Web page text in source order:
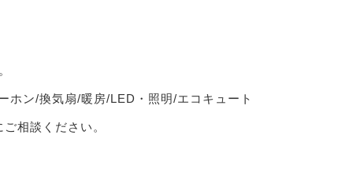
ホン/換気扇/暖房/LED・照明/エコキュート
相談ください。